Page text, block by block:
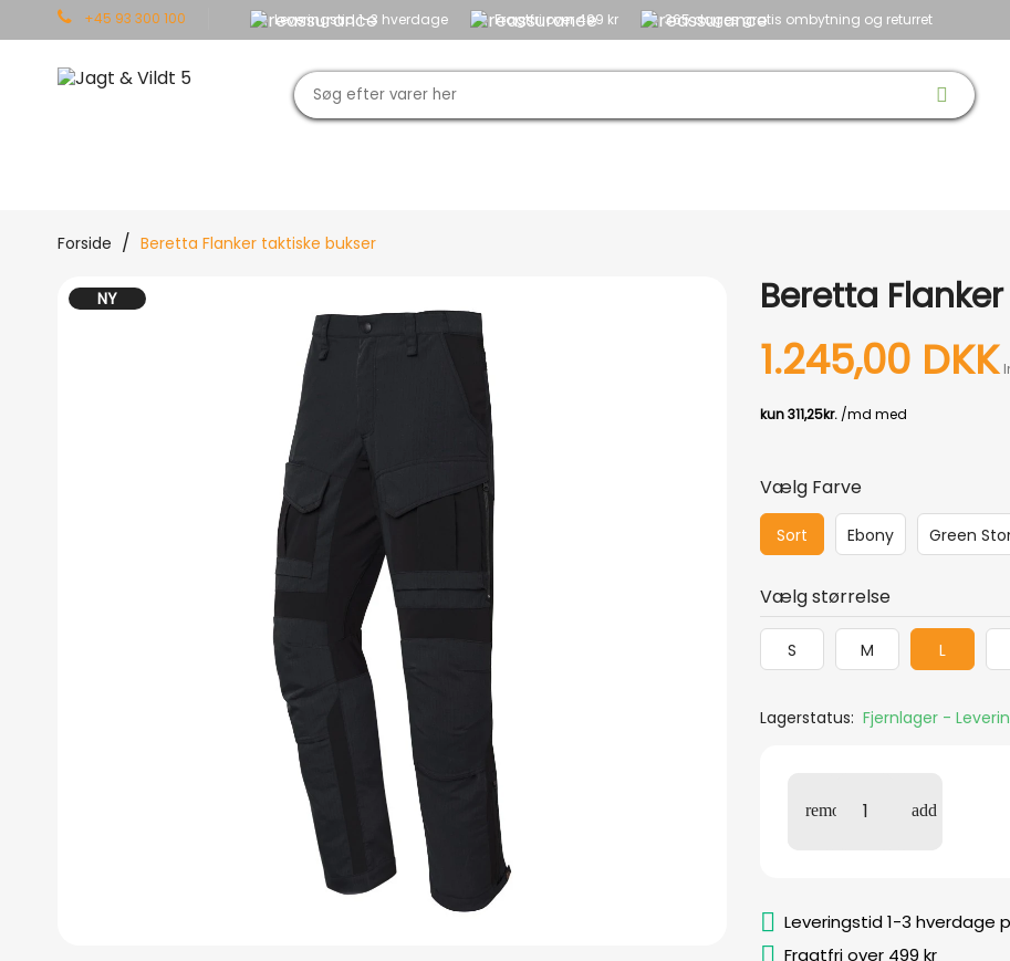
+45 93 300 100 Leveringstid 1-3 hverdage Fragtfri over 499 kr 365 dages gratis ombytning og returret
Forside Beretta Flanker taktiske bukser
NY Beretta
1.245,00 DKK
Vælg Farve
Sort Ebony Green
Vælg størrelse
S M L
Lagerstatus: Fjernlager -
Leveringstid 1-3 hverdage
Fragtfri over 499 kr